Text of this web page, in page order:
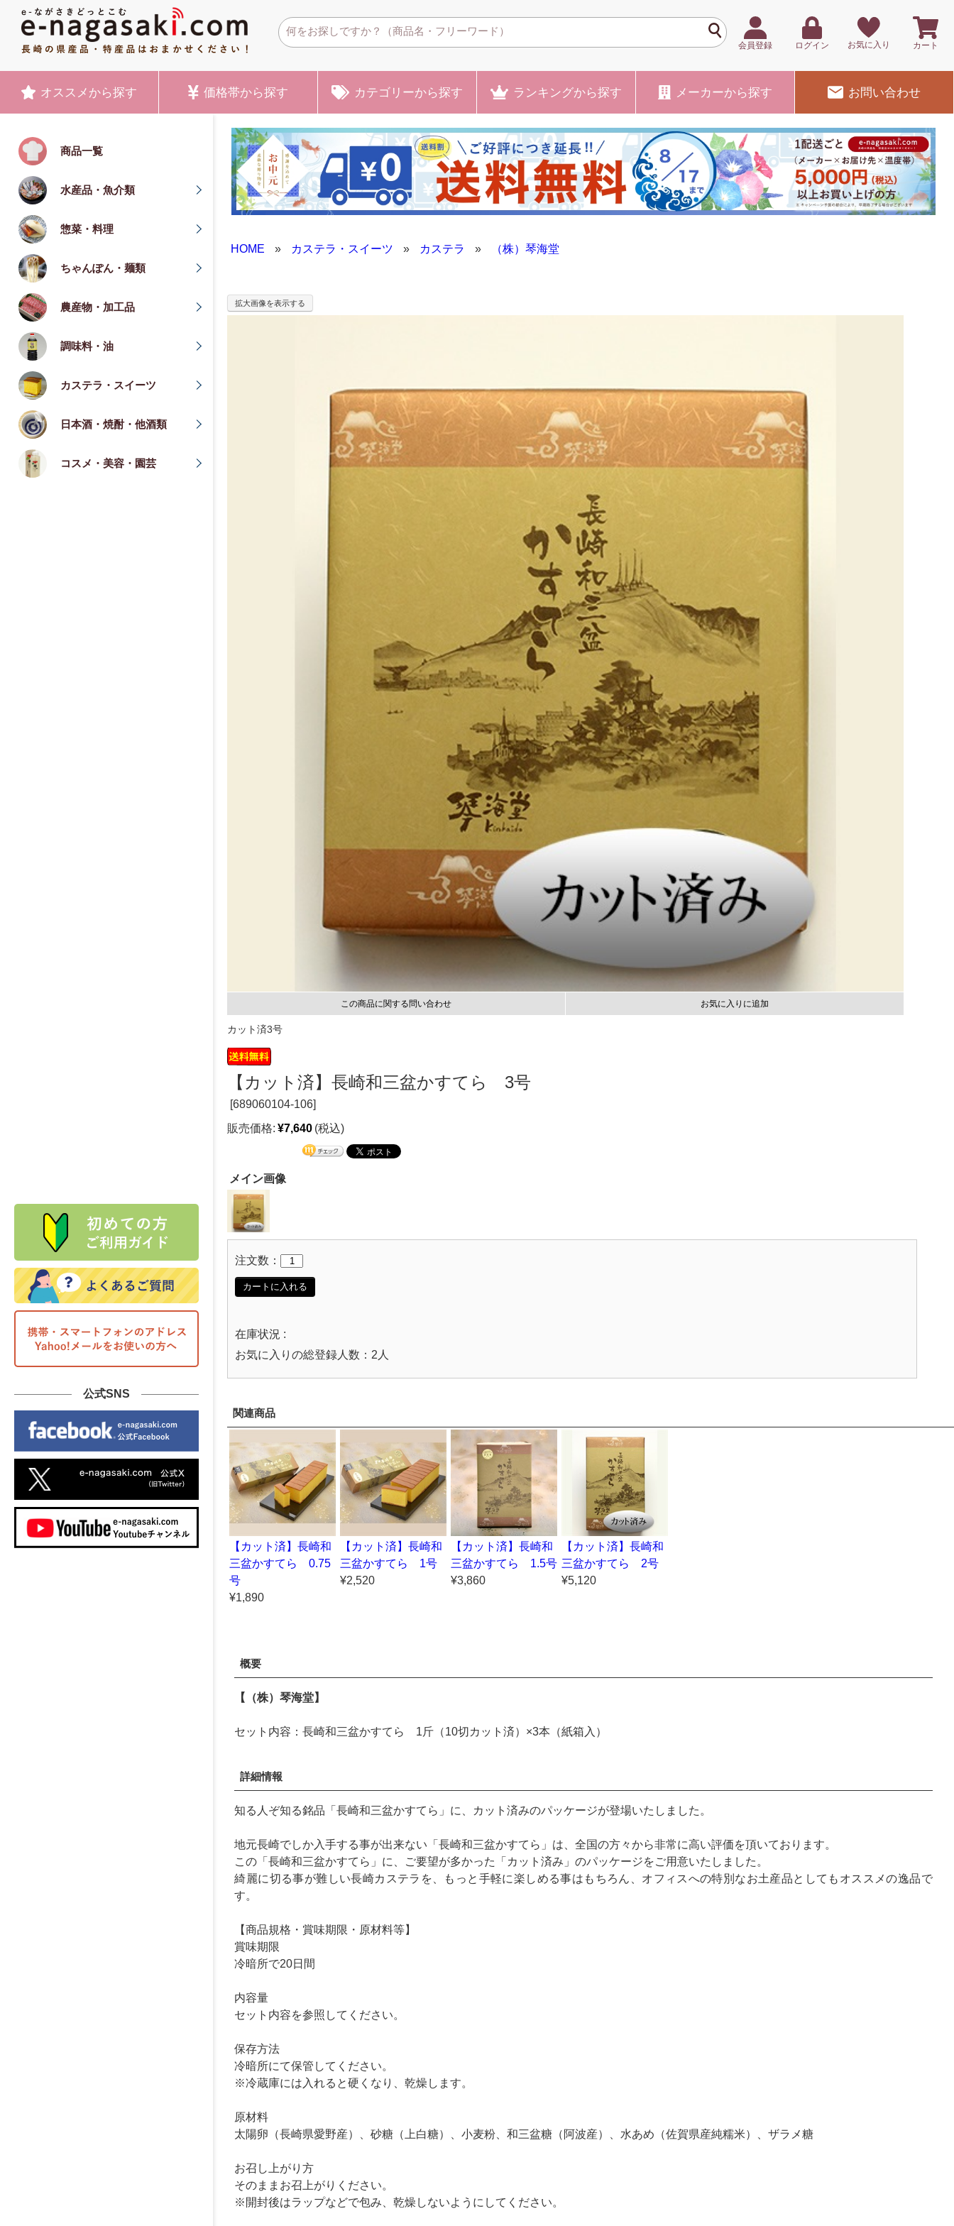
会員登録 ログイン お気に入り カート
オススメ から探す 価格帯から探す カテゴリーから探す ランキングから探す メーカーから探す お問い合わせ
商品一覧
水産品・魚介類
惣菜・料理
ちゃんぽん・麺類
農産物・加工品
調味料・油
カステラ・スイーツ
日本酒・焼酎・他酒類
コスメ・美容・園芸
公式SNS
HOME » カステラ・スイーツ » カステラ » （株）琴海堂
拡大画像を表示する
この商品に関する問い合わせ お気に入りに追加
カット済3号
【カット済】長崎和三盆かすてら 3号
[689060104-106]
販売価格: ¥7,640 (税込)
メイン画像
注文数：
カートに入れる
在庫状況 :
お気に入りの総登録人数：2人
関連商品
【カット済】長崎和
三盆かすてら 0.75
号
¥1,890
【カット済】長崎和
三盆かすてら 1号
¥2,520
【カット済】長崎和
三盆かすてら 1.5号
¥3,860
【カット済】長崎和
三盆かすてら 2号
¥5,120
概要
【（株）琴海堂】
セット内容：長崎和三盆かすてら 1斤（10切カット済）×3本（紙箱入）
詳細情報
知る人ぞ知る銘品「長崎和三盆かすてら」に、カット済みのパッケージが登場いたしました。
地元長崎でしか入手する事が出来ない「長崎和三盆かすてら」は、全国の方々から非常に高い評価を頂いております。
この「長崎和三盆かすてら」に、ご要望が多かった「カット済み」のパッケージをご用意いたしました。
綺麗に切る事が難しい長崎カステラを、もっと手軽に楽しめる事はもちろん、オフィスへの特別なお土産品としてもオススメの逸品で
す。
【商品規格・賞味期限・原材料等】
賞味期限
冷暗所で20日間
内容量
セット内容を参照してください。
保存方法
冷暗所にて保管してください。
※冷蔵庫には入れると硬くなり、乾燥します。
原材料
太陽卵（長崎県愛野産）、砂糖（上白糖）、小麦粉、和三盆糖（阿波産）、水あめ（佐賀県産純糯米）、ザラメ糖
お召し上がり方
そのままお召上がりください。
※開封後はラップなどで包み、乾燥しないようにしてください。